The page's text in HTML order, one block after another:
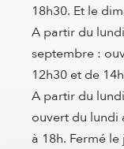
18h30. Et le
A partir du
septembre :
12h30 et de
A partir du
ouvert du lundi
à 18h. Fermé